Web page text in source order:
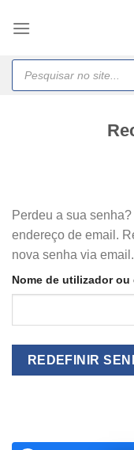
Products
search
Perdeu a sua
endereço de email.
nova senha via email.
Nome de utilizador ou
REDEFINIR